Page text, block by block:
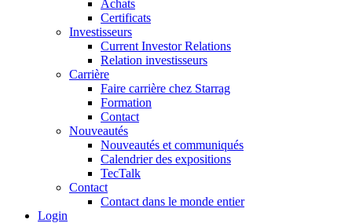
Achats
Certificats
Investisseurs
Current Investor Relations
Relation investisseurs
Carrière
Faire carrière chez Starrag
Formation
Contact
Nouveautés
Nouveautés et communiqués
Calendrier des expositions
TecTalk
Contact
Contact dans le monde entier
Login